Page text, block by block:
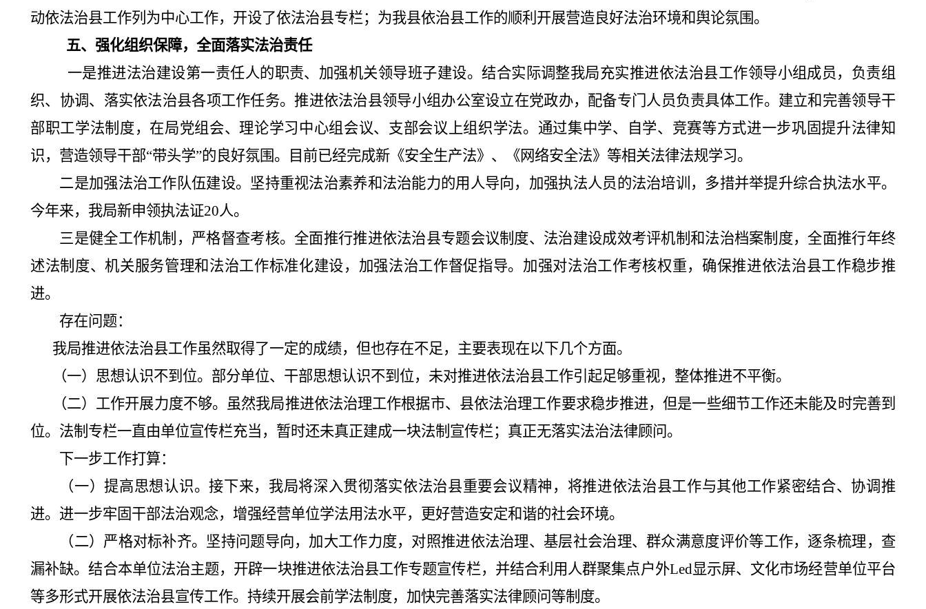
动依法治县工作列为中心工作，开设了依法治县专栏； 为我县依治县工作的顺利开展营造良好法治环境和舆论氛围。
五、 强化组织保障，全面落实法治责任
一是推进法治建设第一责任人的职责、加强机关领导班子建设。结合实际调整我局充实推进依法治县工作领导小组成员，负责组
织、协调、落实依法治县各项工作任务。推进依法治县领导小组办公室设立在党政办，配备专门人员负责具体工作。建立和完善领导干
部职工学法制度，在局党组会、理论学习中心组会议、支部会议上组织学法。通过集中学、自学、竞赛等方式进一步巩固提升法律知
识，营造领导干部“带头学”的良好氛围。目前已经完成新《安全生产法》、《网络安全法》等相关法律法规学习。
二是加强法治工作队伍建设。坚持重视法治素养和法治能力的用人导向，加强执法人员的法治培训，多措并举提升综合执法水平。
今年来，我局新申领执法证20人。
三是健全工作机制，严格督查考核。全面推行推进依法治县专题会议制度、法治建设成效考评机制和法治档案制度，全面推行年终
述法制度、机关服务管理和法治工作标准化建设，加强法治工作督促指导。 加强对法治工作考核权重，确保推进依法治县工作稳步推
进。
存在问题：
我局推进依法治县工作虽然取得了一定的成绩，但也存在不足，主要表现在以下几个方面。
（一）思想认识不到位。部分单位、干部思想认识不到位，未对推进依法治县工作引起足够重视， 整体推进不平衡。
（二）工作开展力度不够。虽然我局推进依法治理工作根据市、县依法治理工作要求稳步推进，但是一些细节工作还未能及时完善到
位。法制专栏一直由单位宣传栏充当，暂时还未真正建成一块法制宣传栏；真正无落实法治法律顾问。
下一步工作打算：
（一）提高思想认识。接下来，我局将深入贯彻落实依法治县重要会议精神，将推进依法治县工作与其他工作紧密结合、协调推
进。进一步牢固干部法治观念，增强经营单位学法用法水平，更好营造安定和谐的社会环境。
（二）严格对标补齐。坚持问题导向，加大工作力度，对照推进依法治理、 基层社会治理、群众满意度评价等工作，逐条梳理，查
漏补缺。结合本单位法治主题，开辟一块推进依法治县工作专题宣传栏，并结合利用人群聚集点户外Led显示屏、 文化市场经营单位平台
等多形式开展依法治县宣传工作。持续开展会前学法制度，加快完善落实法律顾问等制度。